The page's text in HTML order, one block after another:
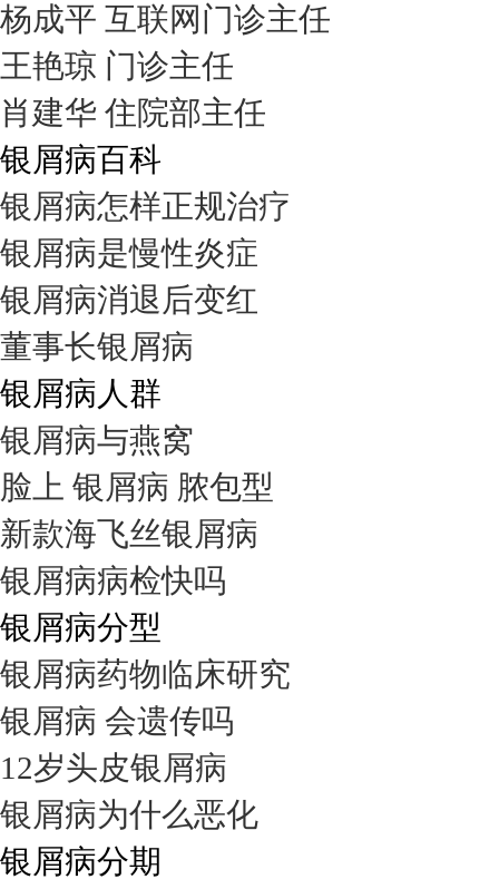
杨成平 互联网门诊主任
王艳琼 门诊主任
肖建华 住院部主任
银屑病百科
银屑病怎样正规治疗
银屑病是慢性炎症
银屑病消退后变红
董事长银屑病
银屑病人群
银屑病与燕窝
脸上 银屑病 脓包型
新款海飞丝银屑病
银屑病病检快吗
银屑病分型
银屑病药物临床研究
银屑病 会遗传吗
12岁头皮银屑病
银屑病为什么恶化
银屑病分期